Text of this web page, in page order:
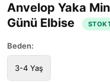
Anvelop Yaka
Günü Elbise
Beden:
3-4 Yaş